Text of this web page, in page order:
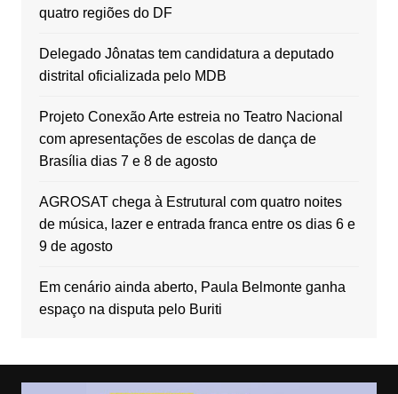
quatro regiões do DF
Delegado Jônatas tem candidatura a deputado
distrital oficializada pelo MDB
Projeto Conexão Arte estreia no Teatro Nacional
com apresentações de escolas de dança de
Brasília dias 7 e 8 de agosto
AGROSAT chega à Estrutural com quatro noites
de música, lazer e entrada franca entre os dias 6 e
9 de agosto
Em cenário ainda aberto, Paula Belmonte ganha
espaço na disputa pelo Buriti